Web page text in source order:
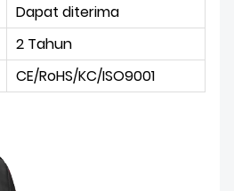
Dapat diterima
2 Tahun
CE/RoHS/KC/ISO9001